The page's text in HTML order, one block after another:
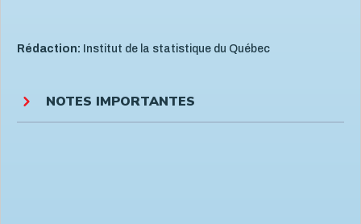
Rédaction: Institut de la statistique du Québec
NOTES IMPORTANTES